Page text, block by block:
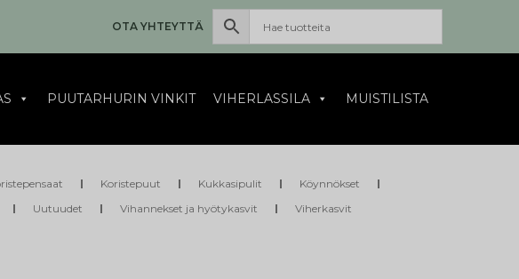
OTA YHTEYTTÄ
PUUTARHURIN VINKIT VIHERLASSILA MUISTILISTA
Koristepuut Kukkasipulit
Köynnökset
Uutuudet Vihannekset ja hyötykasvit Viherkasvit